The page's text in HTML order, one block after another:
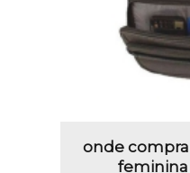
onde
feminina